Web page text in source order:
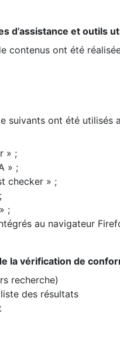
d’assistance et outils
contenus ont été
suivants ont été utilisés
» ;
» ;
checker » ;
;
au navigateur
la vérification de
recherche)
des résultats